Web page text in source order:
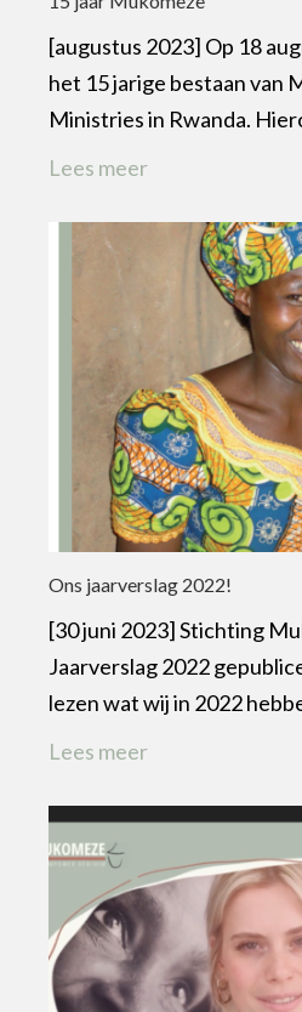
[augustus 2023] Op 18
het 15 jarige bestaan van
Ministries in Rwanda.
Lees meer
Ons jaarverslag 2022!
[30 juni 2023] Stichting
Jaarverslag 2022
lezen wat wij in 2022
Lees meer